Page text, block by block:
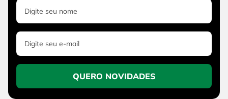
QUERO NOVIDADES